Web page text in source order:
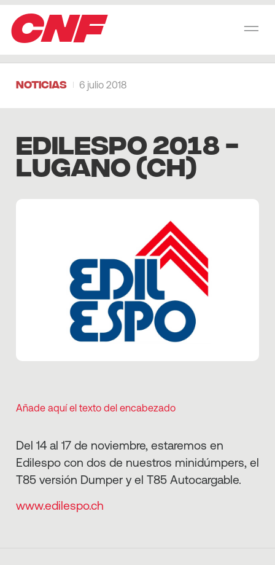
CNF
Noticias 6 julio 2018
EDILESPO 2018 -
LUGANO (CH)
Añade aquí el texto del encabezado
Del 14 al 17 de noviembre, estaremos en
Edilespo con dos de nuestros minidúmpers, el
T85 versión Dumper y el T85 Autocargable.
www.edilespo.ch